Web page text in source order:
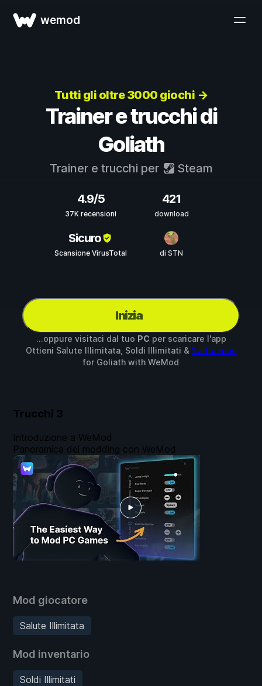
wemod
Tutti gli oltre 3000 giochi →
Trainer e trucchi di
Goliath
Trainer e trucchi per Steam
4.9/5
37K recensioni
421
download
Sicuro
Scansione VirusTotal di STN
Inizia
...oppure visitaci dal tuo PC per scaricare l'app
Ottieni Salute Illimitata, Soldi Illimitati & 1 altro mod
for Goliath with WeMod
Trucchi 3
Mod giocatore
Salute Illimitata
Mod inventario
Soldi Illimitati
Introduzione a WeMod
Panoramica del modding con WeMod